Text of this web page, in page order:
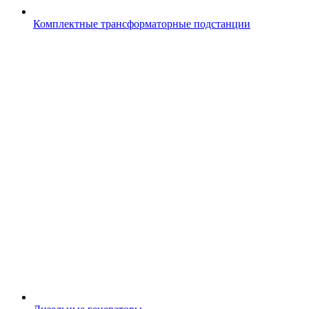
Комплектные трансформаторные подстанции